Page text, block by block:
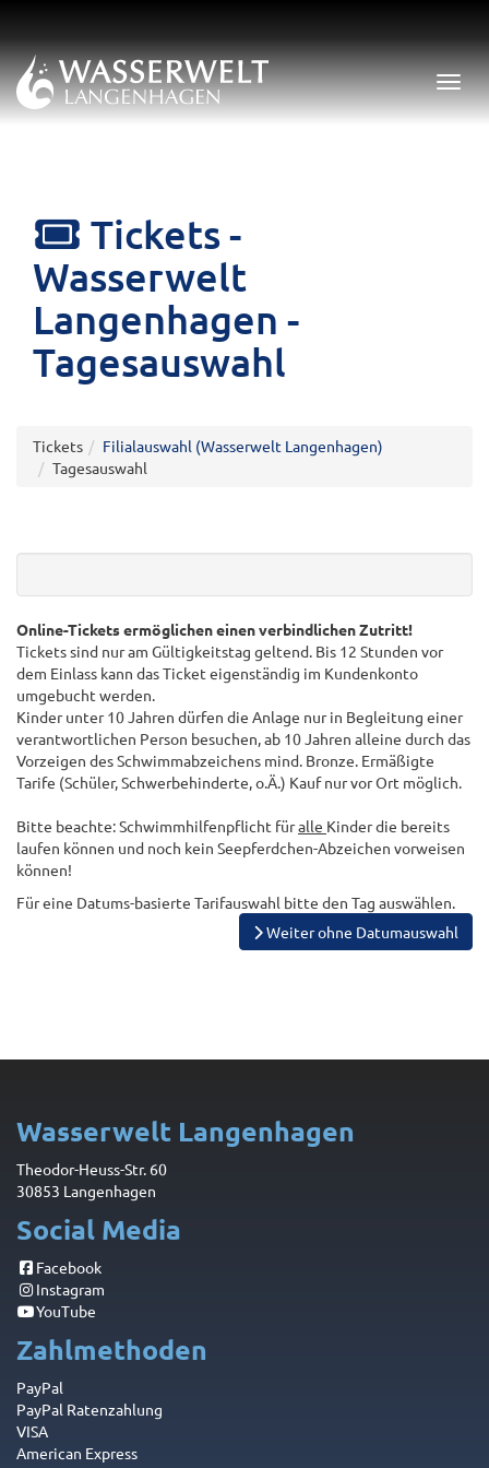
Tickets -
Wasserwelt
Langenhagen -
Tagesauswahl
Tickets
Filialauswahl (Wasserwelt Langenhagen)
Tagesauswahl
Online-Tickets ermöglichen einen verbindlichen Zutritt!
Tickets sind nur am Gültigkeitstag geltend. Bis 12 Stunden vor
dem Einlass kann das Ticket eigenständig im Kundenkonto
umgebucht werden.
Kinder unter 10 Jahren dürfen die Anlage nur in Begleitung einer
verantwortlichen Person besuchen, ab 10 Jahren alleine durch das
Vorzeigen des Schwimmabzeichens mind. Bronze. Ermäßigte
Tarife (Schüler, Schwerbehinderte, o.Ä.) Kauf nur vor Ort möglich.
Bitte beachte: Schwimmhilfenpflicht füralle Kinder die bereits
laufen können und noch kein Seepferdchen-Abzeichen vorweisen
können!
Für eine Datums-basierte Tarifauswahl bitte den Tag auswählen.
Weiter ohne Datumauswahl
Wasserwelt Langenhagen
Theodor-Heuss-Str. 60
30853 Langenhagen
Social Media
Facebook
Instagram
YouTube
Zahlmethoden
PayPal
PayPal Ratenzahlung
VISA
American Express